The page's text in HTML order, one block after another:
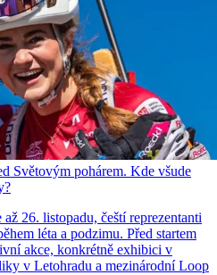
Světovým pohárem. Kde všude
26. listopadu, čeští reprezentanti
léta a podzimu. Před startem
akce, konkrétně exhibici v
v Letohradu a mezinárodní Loop